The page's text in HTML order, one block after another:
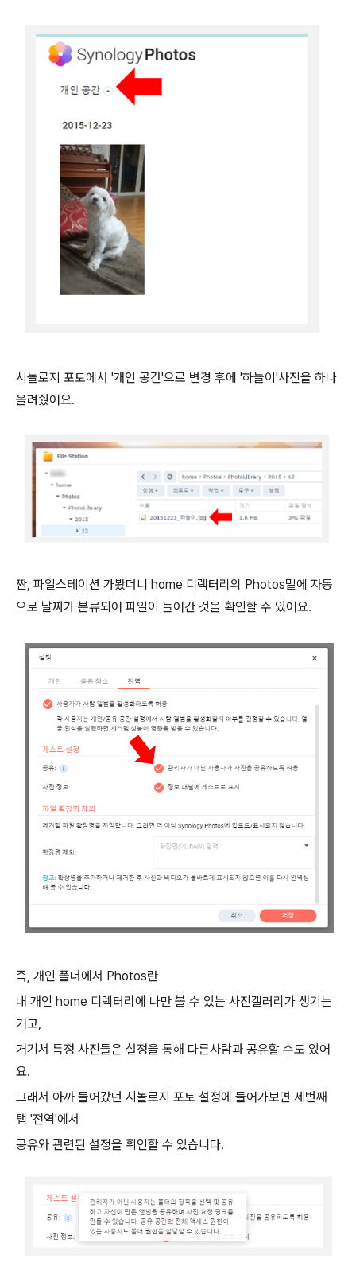
시놀로지 포토에서 '개인 공간'으로 변경 후에 '하늘이'사진을 하나
올려줬어요.
짠, 파일스테이션 가봤더니 home 디렉터리의 Photos밑에 자동
으로 날짜가 분류되어 파일이 들어간 것을 확인할 수 있어요.
즉, 개인 폴더에서 Photos란
내 개인 home 디렉터리에 나만 볼 수 있는 사진갤러리가 생기는
거고,
거기서 특정 사진들은 설정을 통해 다른사람과 공유할 수도 있어
요.
그래서 아까 들어갔던 시놀로지 포토 설정에 들어가보면 세번째
탭 '전역'에서
공유와 관련된 설정을 확인할 수 있습니다.